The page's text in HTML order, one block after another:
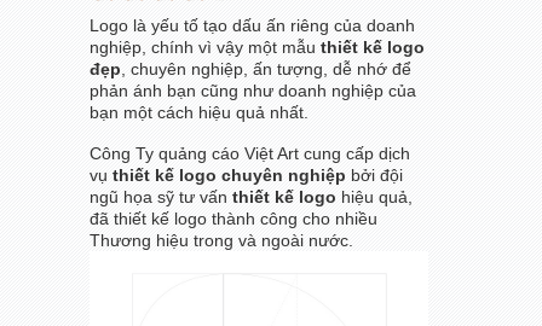
Logo là yếu tố tạo dấu ấn riêng của doanh
nghiệp, chính vì vậy một mẫu thiết kế logo
đẹp , chuyên nghiệp, ấn tượng, dễ nhớ để
phản ánh bạn cũng như doanh nghiệp của
bạn một cách hiệu quả nhất.
Công Ty quảng cáo Việt Art cung cấp dịch
vụ thiết kế logo chuyên nghiệp bởi đội
ngũ họa sỹ tư vấn thiết kế logo hiệu quả,
đã thiết kế logo thành công cho nhiều
Thương hiệu trong và ngoài nước.